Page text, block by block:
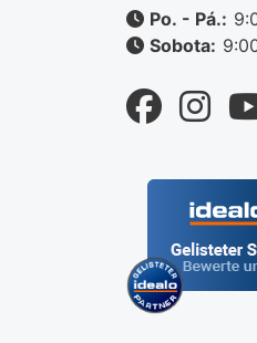
Po. - Pá.:
Sobota: